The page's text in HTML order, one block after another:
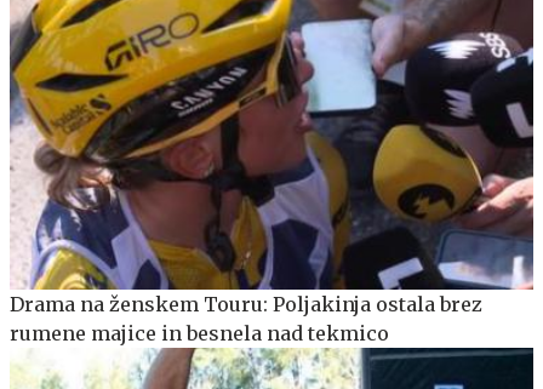
Drama na ženskem Touru: Poljakinja ostala brez
rumene majice in besnela nad tekmico